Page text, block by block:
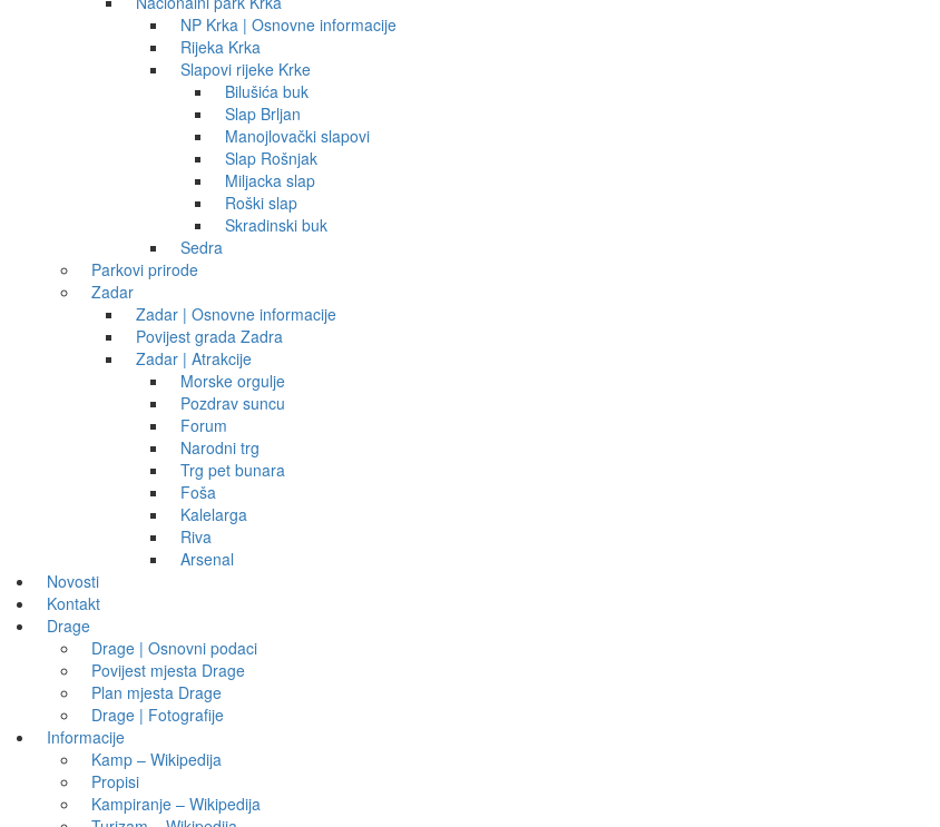
NP Krka | Osnovne informacije
Rijeka Krka
Slapovi rijeke Krke
Bilušića buk
Slap Brljan
Manojlovački slapovi
Slap Rošnjak
Miljacka slap
Roški slap
Skradinski buk
Sedra
Parkovi prirode
Zadar
Zadar | Osnovne informacije
Povijest grada Zadra
Zadar | Atrakcije
Morske orgulje
Pozdrav suncu
Forum
Narodni trg
Trg pet bunara
Foša
Kalelarga
Riva
Arsenal
Novosti
Kontakt
Drage
Drage | Osnovni podaci
Povijest mjesta Drage
Plan mjesta Drage
Drage | Fotografije
Informacije
Kamp – Wikipedija
Propisi
Kampiranje – Wikipedija